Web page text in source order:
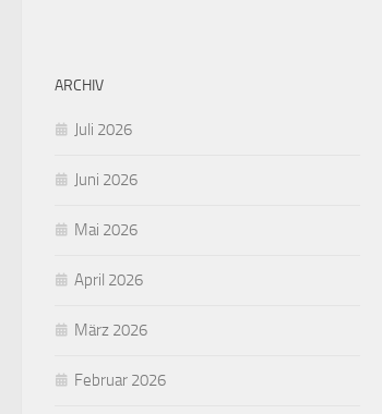
ARCHIV
Juli 2026
Juni 2026
Mai 2026
April 2026
März 2026
Februar 2026